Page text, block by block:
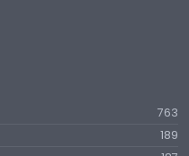
763
189